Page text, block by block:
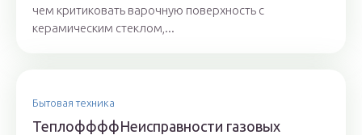
чем критиковать варочную поверхность с
керамическим стеклом,...
Бытовая техника
ТеплоффффНеисправности газовых